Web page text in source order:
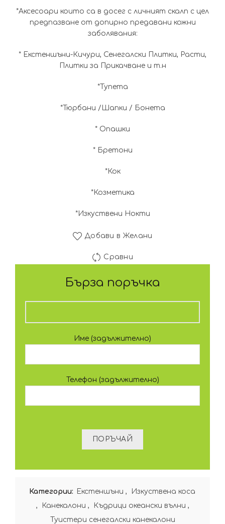
*Аксесоари които са в досег с личният скалп с цел
предпазване от допирно предавани кожни
заболявания:
* Екстеншъни-Кичури, Сенегалски Плитки, Расти,
Плитки за Прикачване и т.н
*Тупета
*Тюрбани /Шапки / Бонета
* Опашки
* Бретони
*Кок
*Козметика
*Изкуствени Нокти
Добави в Желани
Сравни
Бърза поръчка
Име (задължително)
Телефон (задължително)
Категории: Екстеншъни ,
Изкуствена коса
,
Канекалони , Къдрици океански вълни ,
Туистери сенегалски канекалони